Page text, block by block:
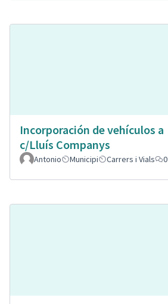
Incorporación de vehículos a
c/Lluís Companys
Antonio Municipi Carrers i Vials 0